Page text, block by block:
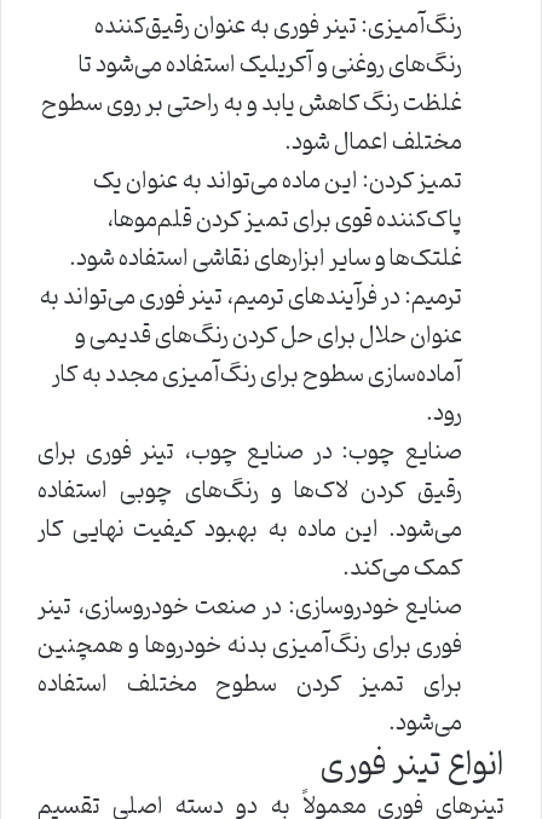
رنگ‌آمیزی: تینر فوری به عنوان رقیق‌کننده
رنگ‌های روغنی و آکریلیک استفاده می‌شود تا
غلظت رنگ کاهش یابد و به راحتی بر روی سطوح
مختلف اعمال شود.
تمیز کردن: این ماده می‌تواند به عنوان یک
پاک‌کننده قوی برای تمیز کردن قلم‌موها،
غلتک‌ها و سایر ابزارهای نقاشی استفاده شود.
ترمیم: در فرآیندهای ترمیم، تینر فوری می‌تواند به
عنوان حلال برای حل کردن رنگ‌های قدیمی و
آماده‌سازی سطوح برای رنگ‌آمیزی مجدد به کار
رود.
صنایع چوب: در صنایع چوب، تینر فوری برای
رقیق کردن لاک‌ها و رنگ‌های چوبی استفاده
می‌شود. این ماده به بهبود کیفیت نهایی کار
کمک می‌کند.
صنایع خودروسازی: در صنعت خودروسازی، تینر
فوری برای رنگ‌آمیزی بدنه خودروها و همچنین
برای تمیز کردن سطوح مختلف استفاده
می‌شود.
انواع تینر فوری
تینرهای فوری معمولاً به دو دسته اصلی تقسیم